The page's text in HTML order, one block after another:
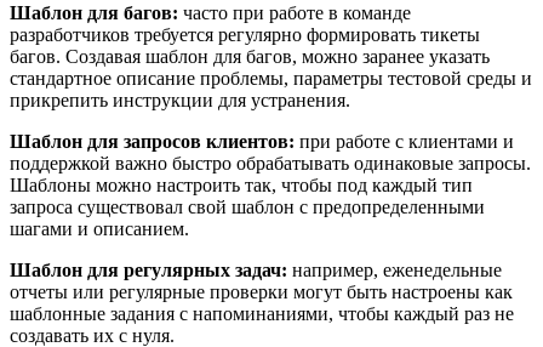
Шаблон для багов: часто при работе в команде
разработчиков требуется регулярно формировать тикеты
багов. Создавая шаблон для багов, можно заранее указать
стандартное описание проблемы, параметры тестовой среды и
прикрепить инструкции для устранения.
Шаблон для запросов клиентов: при работе с клиентами и
поддержкой важно быстро обрабатывать одинаковые запросы.
Шаблоны можно настроить так, чтобы под каждый тип
запроса существовал свой шаблон с предопределенными
шагами и описанием.
Шаблон для регулярных задач: например, еженедельные
отчеты или регулярные проверки могут быть настроены как
шаблонные задания с напоминаниями, чтобы каждый раз не
создавать их с нуля.